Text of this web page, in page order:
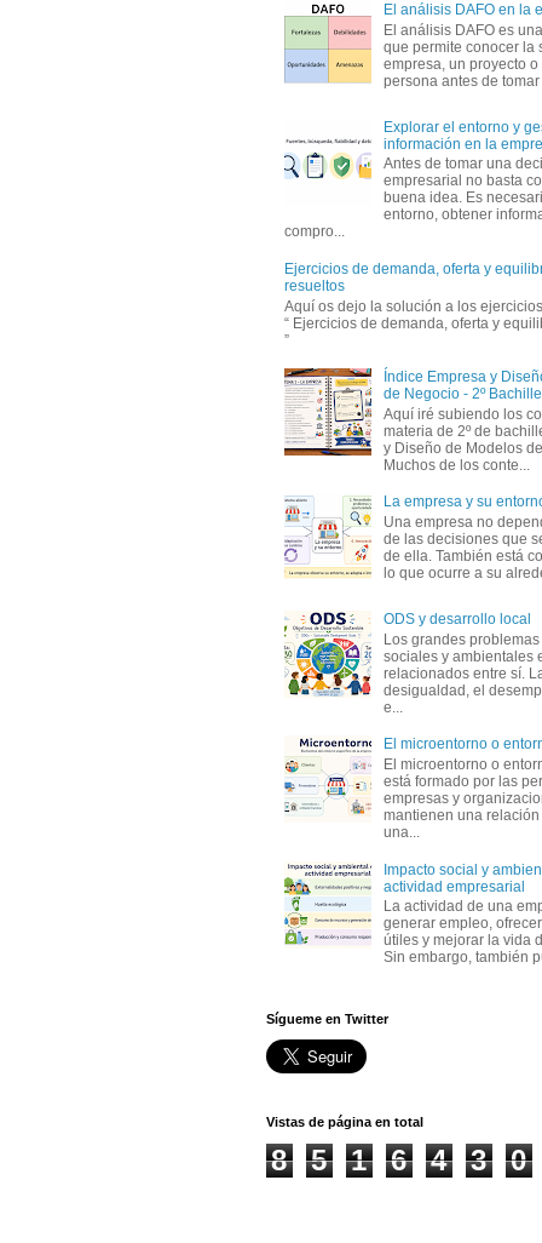
El análisis DAFO en la
El análisis DAFO es
que permite conocer la
empresa, un proyecto
persona antes de
Explorar el entorno y
información en la
Antes de tomar una
empresarial no basta
buena idea. Es
entorno, obtener
compro...
Ejercicios de demanda, oferta y
resueltos
Aquí os dejo la solución a los
“ Ejercicios de demanda, oferta y
”
Índice Empresa y
de Negocio - 2º
Aquí iré subiendo los
materia de 2º de
y Diseño de Modelos
Muchos de los conte...
La empresa y su
Una empresa no
de las decisiones que
de ella. También está
lo que ocurre a su
ODS y desarrollo local
Los grandes
sociales y ambientales
relacionados entre sí.
desigualdad, el
e...
El microentorno o
El microentorno o
está formado por las
empresas y
mantienen una
una...
Impacto social y
actividad empresarial
La actividad de una
generar empleo,
útiles y mejorar la vida
Sin embargo, también
Sígueme en Twitter
Vistas de página en total
8 5 1 6 4 3 0